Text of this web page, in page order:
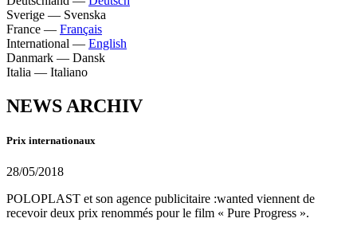
Sverige — Svenska
France — Français
International — English
Danmark — Dansk
Italia — Italiano
NEWS ARCHIV
Prix internationaux
28/05/2018
POLOPLAST et son agence publicitaire :wanted viennent de
recevoir deux prix renommés pour le film « Pure Progress ».